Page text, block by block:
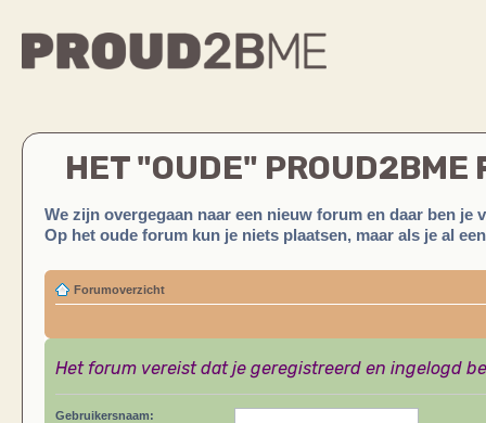
HET "OUDE" PROUD2BME
We zijn overgegaan naar een nieuw forum en daar ben je
Op het oude forum kun je niets plaatsen, maar als je al
Forumoverzicht
Het forum vereist dat je geregistreerd en ingelogd
Gebruikersnaam: